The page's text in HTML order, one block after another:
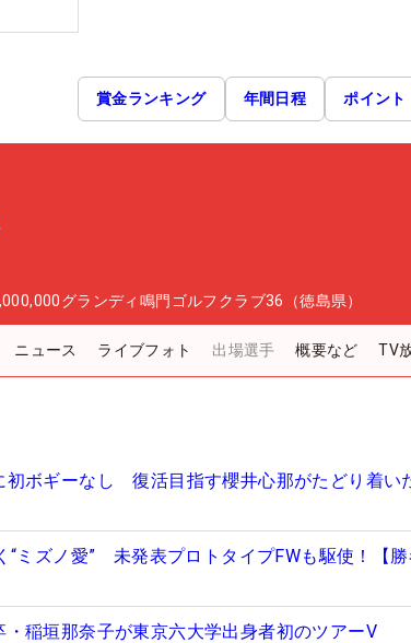
賞金ランキング 年間日程 ポイント
グランディ鳴門ゴルフクラブ36（徳島県）
ニュース ライブフォト 出場選手 概要など TV
初ボギーなし 復活目指す櫻井心那がたどり着い
“ミズノ愛” 未発表プロトタイプFWも駆使！【
稲垣那奈子が東京六大学出身者初のツアーV